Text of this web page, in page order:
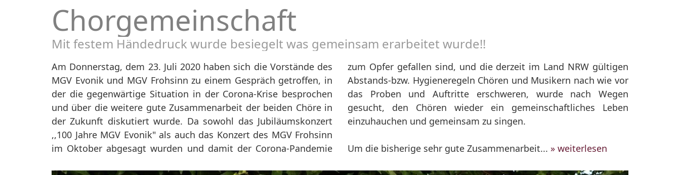
Chorgemeinschaft
Mit festem Händedruck wurde besiegelt was gemeinsam erarbeitet wurde!!
Am Donnerstag, dem 23. Juli 2020 haben sich die Vorstände des
MGV Evonik und MGV Frohsinn zu einem Gespräch getroffen, in
der die gegenwärtige Situation in der Corona-Krise besprochen
und über die weitere gute Zusammenarbeit der beiden Chöre in
der Zukunft diskutiert wurde. Da sowohl das Jubiläumskonzert
,,100 Jahre MGV Evonik" als auch das Konzert des MGV Frohsinn
im Oktober abgesagt wurden und damit der Corona-Pandemie
zum Opfer gefallen sind, und die derzeit im Land NRW gültigen
Abstands-bzw. Hygieneregeln Chören und Musikern nach wie vor
das Proben und Auftritte erschweren, wurde nach Wegen
gesucht, den Chören wieder ein gemeinschaftliches Leben
einzuhauchen und gemeinsam zu singen.
Um die bisherige sehr gute Zusammenarbeit... » weiterlesen